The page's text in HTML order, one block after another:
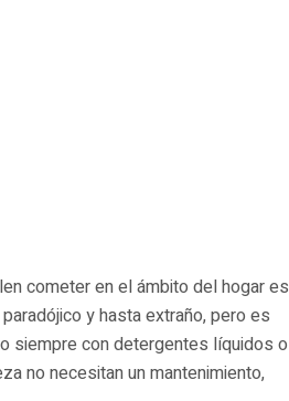
cometer en el ámbito del hogar es
y hasta extraño, pero es
siempre con detergentes líquidos o
no necesitan un mantenimiento,